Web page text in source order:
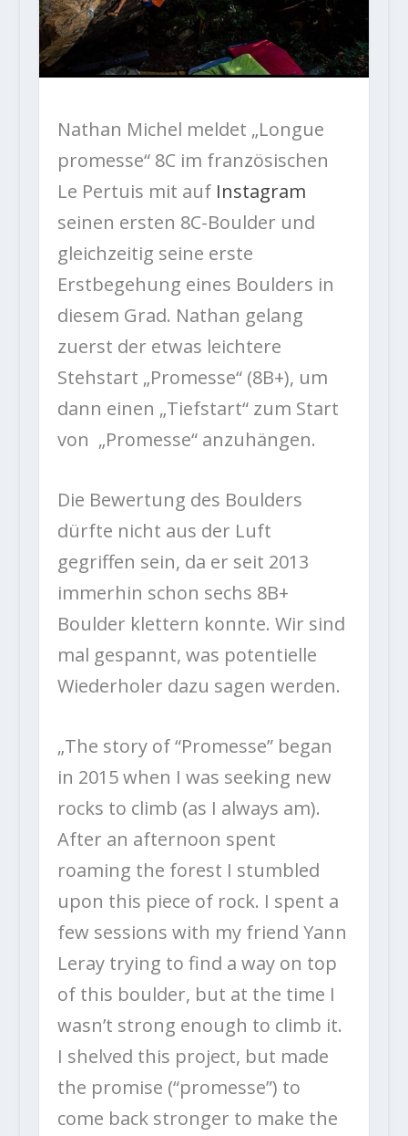
Nathan Michel meldet „Longue
promesse“ 8C im französischen
Le Pertuis mit auf Instagram
seinen ersten 8C-Boulder und
gleichzeitig seine erste
Erstbegehung eines Boulders in
diesem Grad. Nathan gelang
zuerst der etwas leichtere
Stehstart „Promesse“ (8B+), um
dann einen „Tiefstart“ zum Start
von „Promesse“ anzuhängen.
Die Bewertung des Boulders
dürfte nicht aus der Luft
gegriffen sein, da er seit 2013
immerhin schon sechs 8B+
Boulder klettern konnte. Wir sind
mal gespannt, was potentielle
Wiederholer dazu sagen werden.
„The story of “Promesse” began
in 2015 when I was seeking new
rocks to climb (as I always am).
After an afternoon spent
roaming the forest I stumbled
upon this piece of rock. I spent a
few sessions with my friend Yann
Leray trying to find a way on top
of this boulder, but at the time I
wasn’t strong enough to climb it.
I shelved this project, but made
the promise (“promesse”) to
come back stronger to make the